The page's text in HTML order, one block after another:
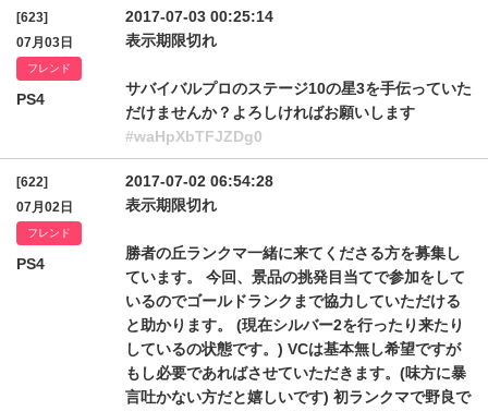
[623]
07月03日
フレンド
PS4
2017-07-03 00:25:14
表示期限切れ
サバイバルプロのステージ10の星3を手伝っていた
だけませんか？よろしければお願いします
#waHpXbTFJZDg0
[622]
07月02日
フレンド
PS4
2017-07-02 06:54:28
表示期限切れ
勝者の丘ランクマ一緒に来てくださる方を募集し
ています。 今回、景品の挑発目当てで参加をして
いるのでゴールドランクまで協力していただける
と助かります。 (現在シルバー2を行ったり来たり
しているの状態です。) VCは基本無し希望ですが
もし必要であればさせていただきます。(味方に暴
言吐かない方だと嬉しいです) 初ランクマで野良で